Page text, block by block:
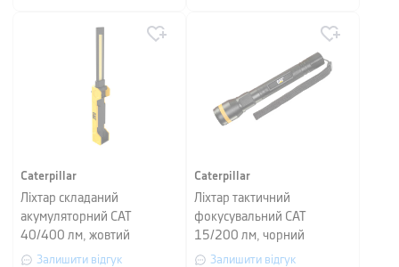
Caterpillar
Ліхтар складаний
акумуляторний CAT
40/400 лм, жовтий
Залишити відгук
Caterpillar
Ліхтар тактичний
фокусувальний CAT
15/200 лм, чорний
Залишити відгук